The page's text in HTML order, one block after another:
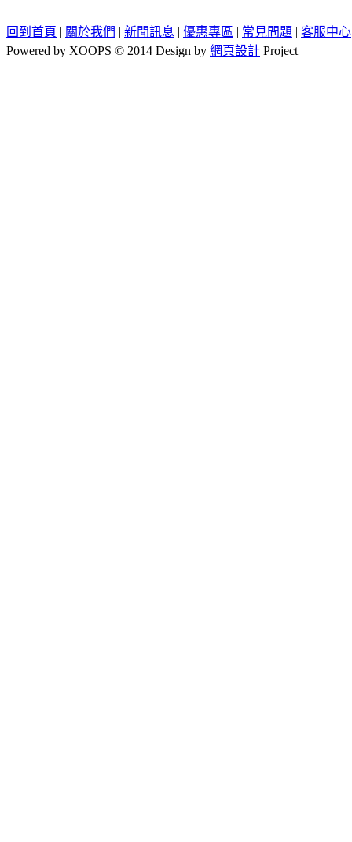
回到首頁 | 關於我們 | 新聞訊息 | 優惠專區 | 常見問題 | 客服中心
Powered by XOOPS © 2014 Design by 網頁設計 Project